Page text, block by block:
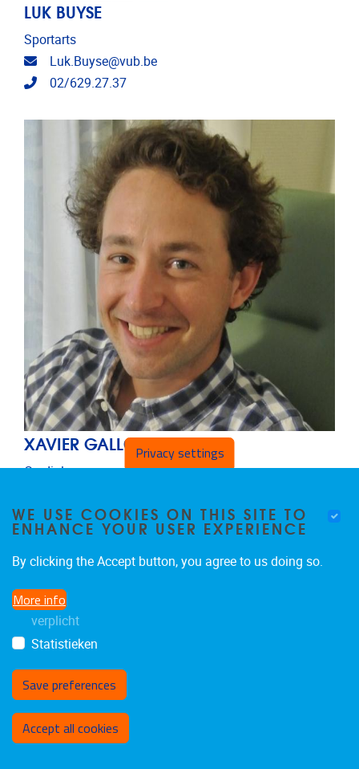
LUK BUYSE
Sportarts
E-mailadres
Luk.Buyse@vub.be
Telefoonnummer
02/629.27.37
XAVIER GALLOO
Cardioloog
Telefoonnummer
02 629 27 37
Gastprofessoren
Privacy settings
WE USE COOKIES ON THIS SITE TO
ENHANCE YOUR USER EXPERIENCE
By clicking the Accept button, you agree to us doing so.
More info
verplicht
Statistieken
Save preferences
Accept all cookies